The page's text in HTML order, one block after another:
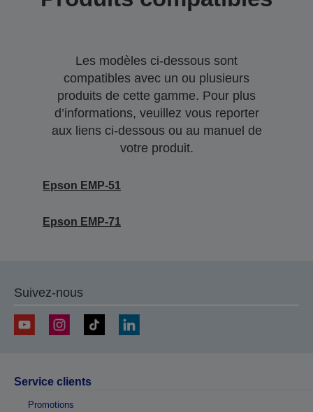
Les modèles ci-dessous sont
compatibles avec un ou plusieurs
produits de cette gamme. Pour plus
d’informations, veuillez vous reporter
aux liens ci-dessous ou au manuel de
votre produit.
Epson EMP-51
Epson EMP-71
Suivez-nous
Service clients
Promotions